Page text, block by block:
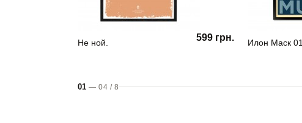
Не ной. 599 грн. Илон Маск 01.
01 —04 / 8